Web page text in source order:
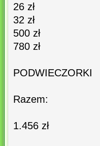
26 zł
32 zł
500 zł
780 zł
PODWIECZORKI
Razem:
1.456 zł